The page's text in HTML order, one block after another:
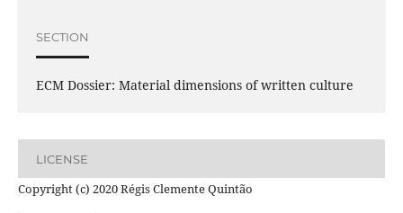
SECTION
ECM Dossier: Material dimensions of written culture
LICENSE
Copyright (c) 2020 Régis Clemente Quintão